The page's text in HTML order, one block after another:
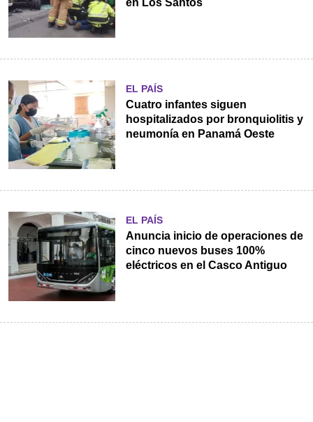
en Los Santos
EL PAÍS
Cuatro infantes siguen
hospitalizados por bronquiolitis y
neumonía en Panamá Oeste
EL PAÍS
Anuncia inicio de operaciones de
cinco nuevos buses 100%
eléctricos en el Casco Antiguo